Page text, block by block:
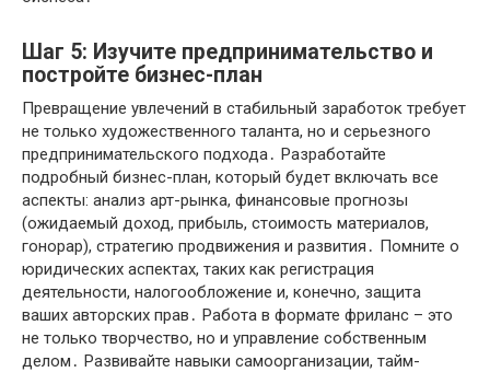
Шаг 5: Изучите предпринимательство и
постройте бизнес-план
Превращение увлечений в стабильный заработок требует
не только художественного таланта, но и серьезного
предпринимательского подхода․ Разработайте
подробный бизнес-план, который будет включать все
аспекты: анализ арт-рынка, финансовые прогнозы
(ожидаемый доход, прибыль, стоимость материалов,
гонорар), стратегию продвижения и развития․ Помните о
юридических аспектах, таких как регистрация
деятельности, налогообложение и, конечно, защита
ваших авторских прав․ Работа в формате фриланс – это
не только творчество, но и управление собственным
делом․ Развивайте навыки самоорганизации, тайм-